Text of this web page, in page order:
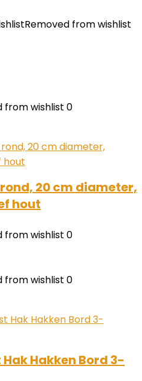
Removed from wishlist
from wishlist 0
20 cm diameter,
hout
from wishlist 0
from wishlist 0
Hakken Bord 3-